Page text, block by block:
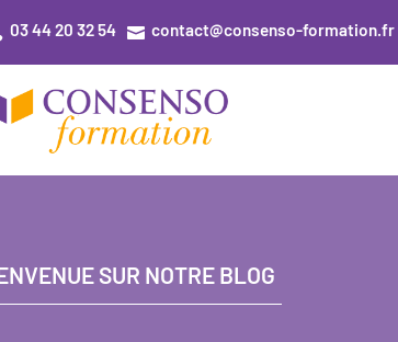
03 44 20 32 54  contact@consenso-formation.fr
SUR NOTRE BLOG